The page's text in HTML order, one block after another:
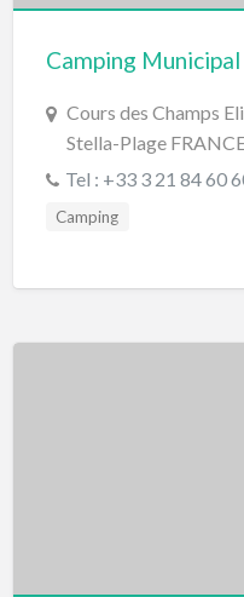
Camping
Cours des Champs
Stella-Plage
Tel : +33 3 21 84 60
Camping